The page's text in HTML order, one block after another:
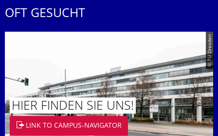
OFT GESUCHT
© TU Dresden
HIER FINDEN SIE UNS!
LINK TO CAMPUS-NAVIGATOR